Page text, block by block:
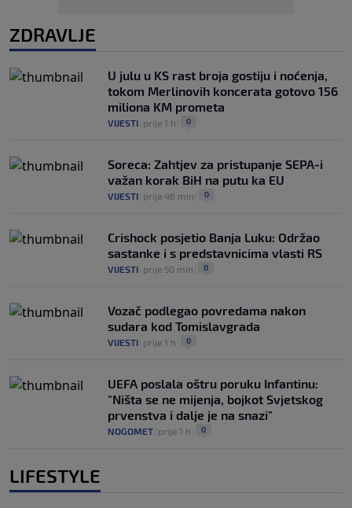
ZDRAVLJE
U julu u KS rast broja gostiju i noćenja,
tokom Merlinovih koncerata gotovo 156
miliona KM prometa
VIJESTI prije 1 h 0
Soreca: Zahtjev za pristupanje SEPA-i
važan korak BiH na putu ka EU
VIJESTI prije 46 min 0
Crishock posjetio Banja Luku: Održao
sastanke i s predstavnicima vlasti RS
VIJESTI prije 50 min 0
Vozač podlegao povredama nakon
sudara kod Tomislavgrada
VIJESTI prije 1 h 0
UEFA poslala oštru poruku Infantinu:
"Ništa se ne mijenja, bojkot Svjetskog
prvenstva i dalje je na snazi"
NOGOMET prije 1 h 0
LIFESTYLE